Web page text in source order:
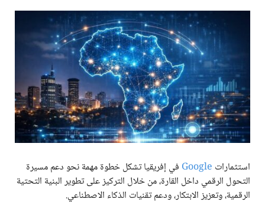
استثمارات Google في إفريقيا تشكل خطوة مهمة نحو دعم مسيرة
التحول الرقمي داخل القارة، من خلال التركيز على تطوير البنية التحتية
الرقمية، وتعزيز الابتكار، ودعم تقنيات الذكاء الاصطناعي.